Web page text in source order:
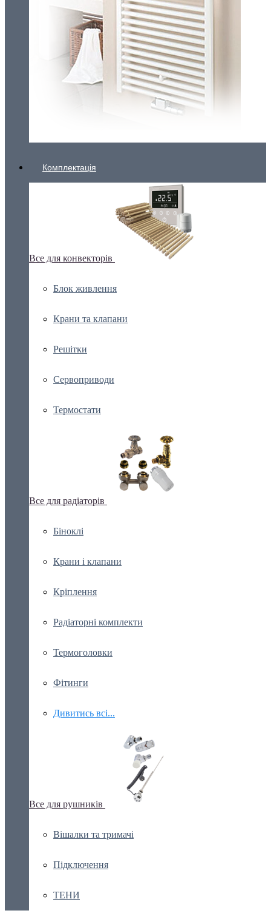
Комплектація
Все для конвекторів
Блок живлення
Крани та клапани
Решітки
Сервоприводи
Термостати
Все для радіаторів
Біноклі
Крани і клапани
Кріплення
Радіаторні комплекти
Термоголовки
Фітинги
Дивитись всі...
Все для рушників
Вішалки та тримачі
Підключення
ТЕНИ